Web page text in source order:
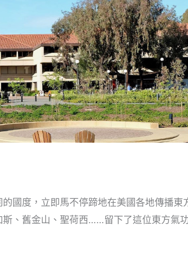
國度，立即馬不停蹄地在美國各地傳播東
、舊金山、聖荷西……留下了這位東方氣